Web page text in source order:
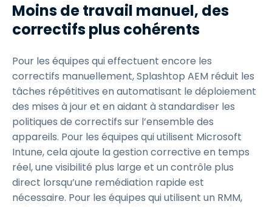
Moins de travail manuel, des
correctifs plus cohérents
Pour les équipes qui effectuent encore les
correctifs manuellement, Splashtop AEM réduit les
tâches répétitives en automatisant le déploiement
des mises à jour et en aidant à standardiser les
politiques de correctifs sur l’ensemble des
appareils. Pour les équipes qui utilisent Microsoft
Intune, cela ajoute la gestion corrective en temps
réel, une visibilité plus large et un contrôle plus
direct lorsqu’une remédiation rapide est
nécessaire. Pour les équipes qui utilisent un RMM,